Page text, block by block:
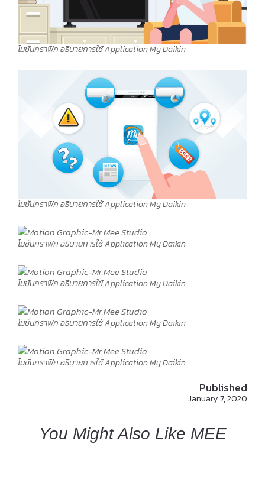
โมชั่นกราฟิก อธิบายการใช้ Application My Daikin
โมชั่นกราฟิก อธิบายการใช้ Application My Daikin
โมชั่นกราฟิก อธิบายการใช้ Application My Daikin
โมชั่นกราฟิก อธิบายการใช้ Application My Daikin
โมชั่นกราฟิก อธิบายการใช้ Application My Daikin
โมชั่นกราฟิก อธิบายการใช้ Application My Daikin
Published
January 7, 2020
You Might Also Like MEE